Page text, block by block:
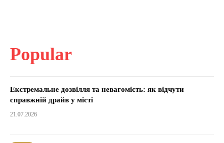
Popular
Екстремальне дозвілля та невагомість: як відчути
справжній драйв у місті
21.07.2026